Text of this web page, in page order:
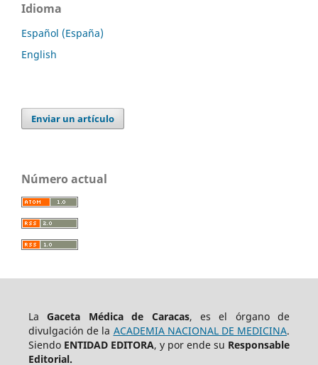
Idioma
Español (España)
English
Enviar un artículo
Número actual
LaGaceta Médica de Caracas, es el órgano de
divulgación de la ACADEMIA NACIONAL DE MEDICINA.
Siendo ENTIDAD EDITORA, y por ende su Responsable
Editorial.